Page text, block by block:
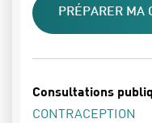
PRÉPARER MA
Consultations
CONTRACEPTION